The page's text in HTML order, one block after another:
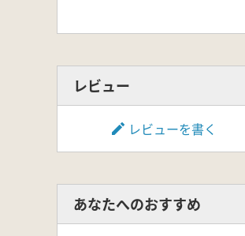
レビュー
レビューを書く
あなたへのおすすめ